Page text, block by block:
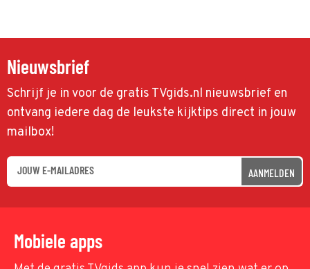
Nieuwsbrief
Schrijf je in voor de gratis TVgids.nl nieuwsbrief en
ontvang iedere dag de leukste kijktips direct in jouw
mailbox!
AANMELDEN
Mobiele apps